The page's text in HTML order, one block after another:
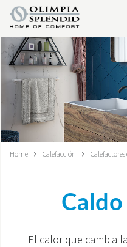
ESPAÑOL
HOME
AIRE ACONDICIONADO
CALEFACCIÓN
SISTEMAS INTEGRADOS
CONTACTA CON NOSOTROS
Home Calefacción
El calor que cambia